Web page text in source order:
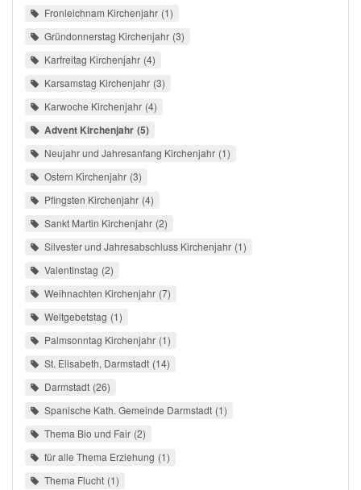
Fronleichnam Kirchenjahr 1
Gründonnerstag Kirchenjahr 3
Karfreitag Kirchenjahr 4
Karsamstag Kirchenjahr 3
Karwoche Kirchenjahr 4
Advent Kirchenjahr 5
Neujahr und Jahresanfang Kirchenjahr 1
Ostern Kirchenjahr 3
Pfingsten Kirchenjahr 4
Sankt Martin Kirchenjahr 2
Silvester und Jahresabschluss Kirchenjahr 1
Valentinstag 2
Weihnachten Kirchenjahr 7
Weltgebetstag 1
Palmsonntag Kirchenjahr 1
St. Elisabeth, Darmstadt 14
Darmstadt 26
Spanische Kath. Gemeinde Darmstadt 1
Thema Bio und Fair 2
für alle Thema Erziehung 1
Thema Flucht 1